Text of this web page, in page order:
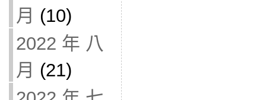
月 (10)
2022 年 八
月 (21)